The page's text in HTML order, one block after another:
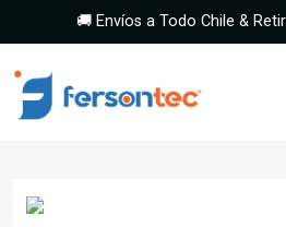
🚚 Envíos a Todo Chile &